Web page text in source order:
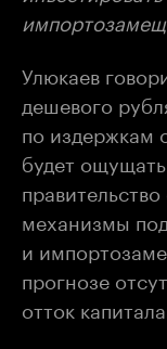
Улюкаев
дешевого
по издержкам
будет
механизмы
и
прогнозе
отток капитала.